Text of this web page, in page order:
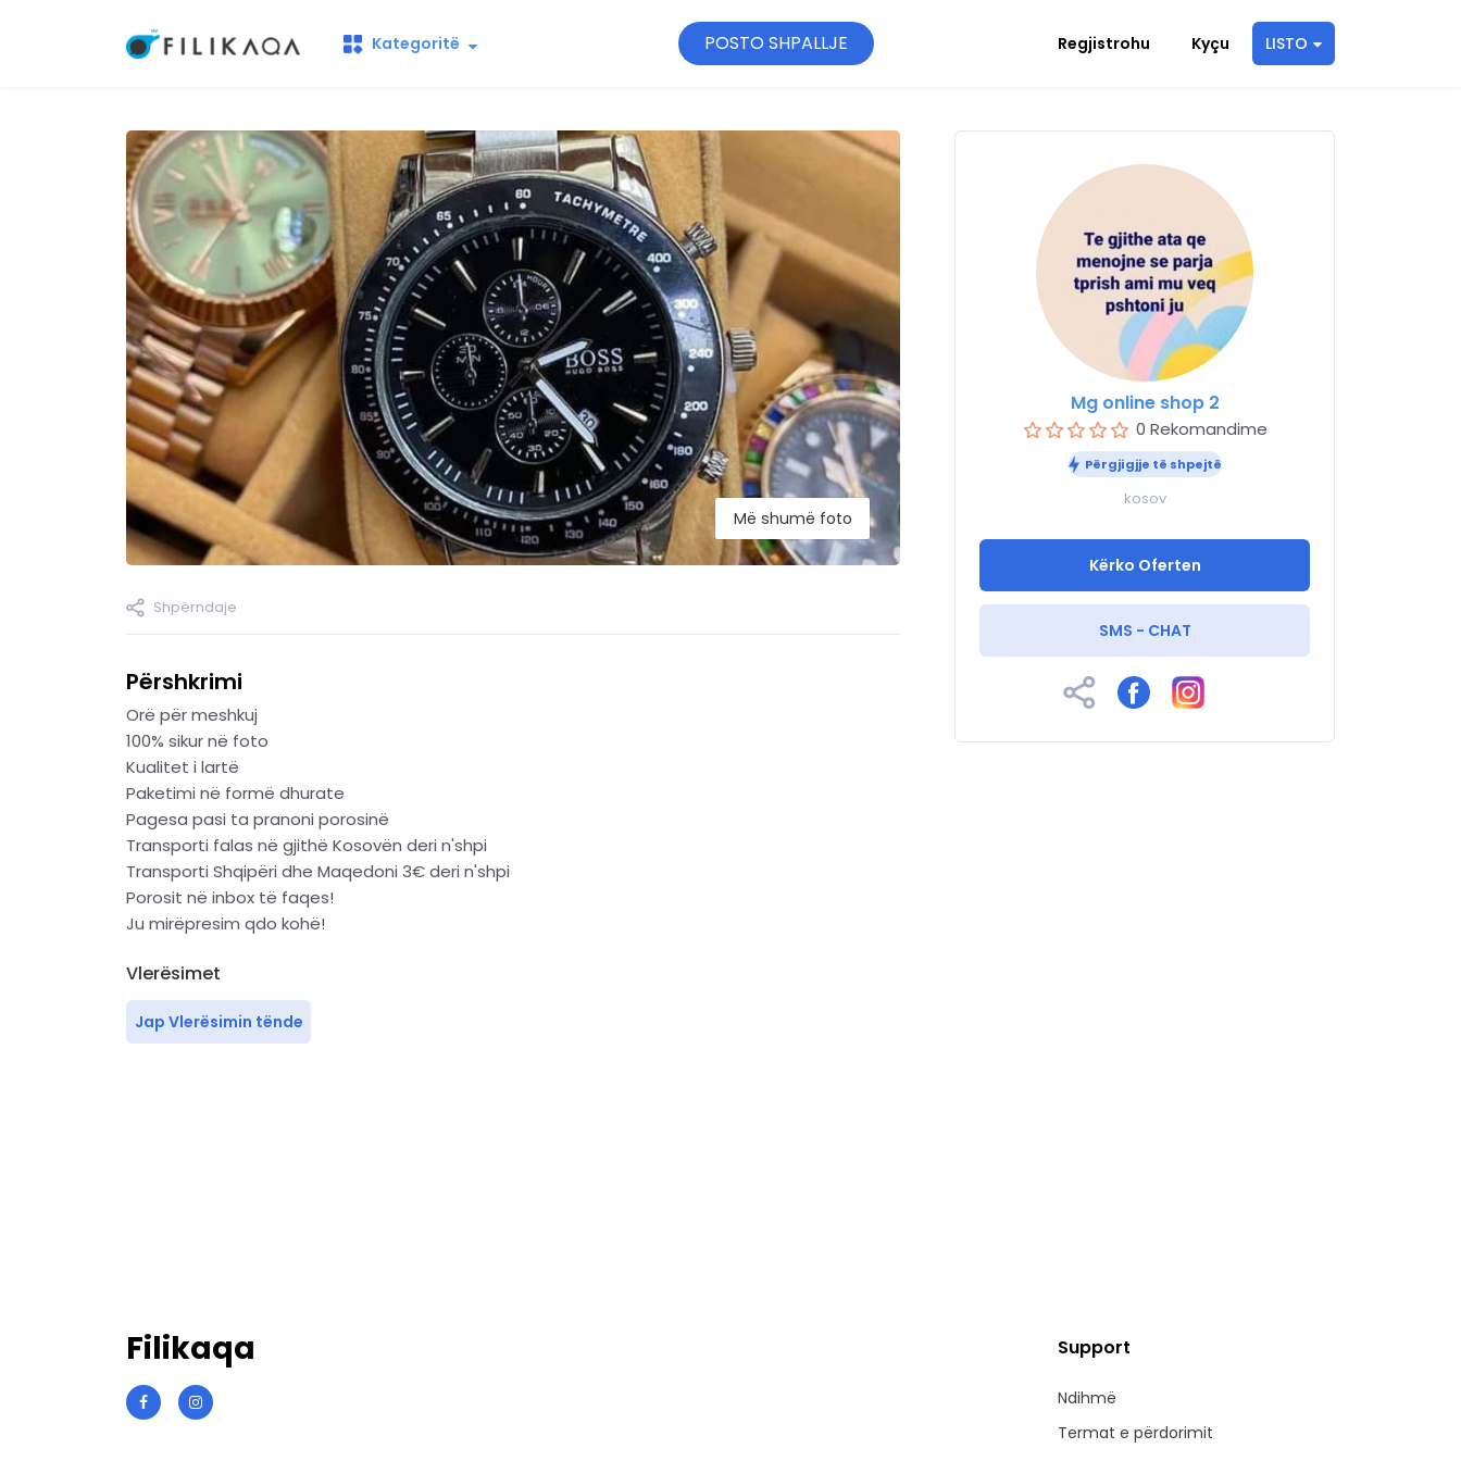
Kategoritë POSTO SHPALLJE Regjistrohu Kyçu LISTO
Më shumë foto
Shpërndaje
Përshkrimi
Orë për meshkuj
100% sikur në foto
Kualitet i lartë
Paketimi në formë dhurate
Pagesa pasi ta pranoni porosinë
Transporti falas në gjithë Kosovën deri n'shpi
Transporti Shqipëri dhe Maqedoni 3€ deri n'shpi
Porosit në inbox të faqes!
Ju mirëpresim qdo kohë!
Vlerësimet
Jap Vlerësimin tënde
Mg online shop 2
0 Rekomandime
Përgjigjje të shpejtë
kosov
Kërko Oferten
SMS - CHAT
Filikaqa Support
Ndihmë
Termat e përdorimit